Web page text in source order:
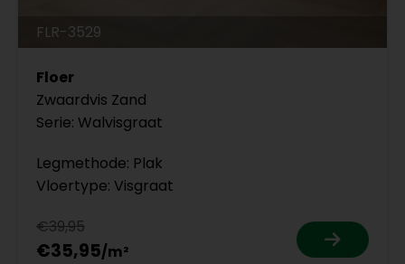
FLR-3529
Floer
Zwaardvis Zand
Serie: Walvisgraat
Legmethode: Plak
Vloertype: Visgraat
€39,95
€35,95